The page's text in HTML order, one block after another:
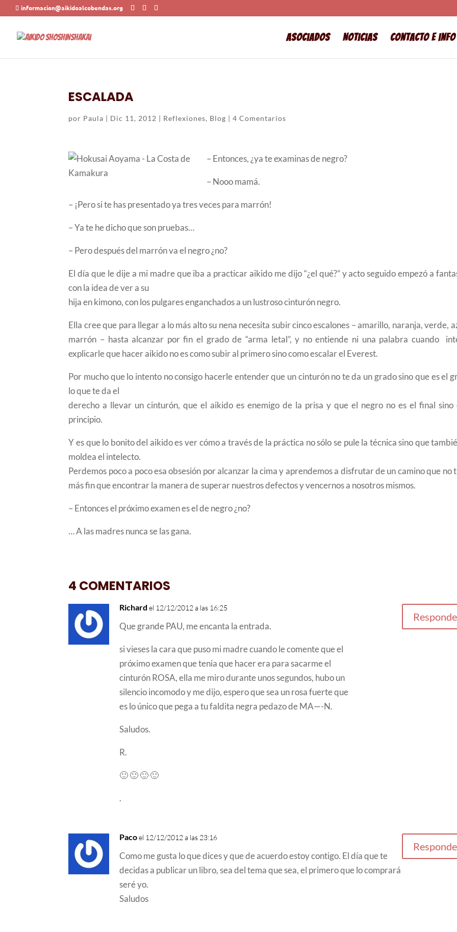
informacion@aikidoalcobendas.org
Asociados Noticias Contacto e info
ESCALADA
por Paula | Dic 11, 2012 | Reflexiones, Blog |4 Comentarios
– Entonces, ¿ya te examinas de negro?
– Nooo mamá.
– ¡Pero si te has presentado ya tres veces para marrón!
– Ya te he dicho que son pruebas…
– Pero después del marrón va el negro ¿no?
El día que le dije a mi madre que iba a practicar aikido me dijo “¿el qué?” y acto seguido empezó a
con la idea de ver a su
hija en kimono, con los pulgares enganchados a un lustroso cinturón negro.
Ella cree que para llegar a lo más alto su nena necesita subir cinco escalones – amarillo, naranja, verde,
marrón – hasta alcanzar por fin el grado de “arma letal”, y no entiende ni una palabra cuando
explicarle que hacer aikido no es como subir al primero sino como escalar el Everest.
Por mucho que lo intento no consigo hacerle entender que un cinturón no te da un grado sino que es el
lo que te da el
derecho a llevar un cinturón, que el aikido es enemigo de la prisa y que el negro no es el final sino
principio.
Y es que lo bonito del aikido es ver cómo a través de la práctica no sólo se pule la técnica sino que
moldea el intelecto.
Perdemos poco a poco esa obsesión por alcanzar la cima y aprendemos a disfrutar de un camino que no
más fin que encontrar la manera de superar nuestros defectos y vencernos a nosotros mismos.
– Entonces el próximo examen es el de negro ¿no?
… A las madres nunca se las gana.
4 COMENTARIOS
Richard el 12/12/2012 a las 16:25
Que grande PAU, me encanta la entrada.
si vieses la cara que puso mi madre cuando le comente que el
próximo examen que tenia que hacer era para sacarme el
cinturón ROSA, ella me miro durante unos segundos, hubo un
silencio incomodo y me dijo, espero que sea un rosa fuerte que
es lo único que pega a tu faldita negra pedazo de MA—-N.
Saludos.
R.
🙂 🙂 🙂 🙂
.
Paco el 12/12/2012 a las 23:16
Como me gusta lo que dices y que de acuerdo estoy contigo. El día que te
decidas a publicar un libro, sea del tema que sea, el primero que lo comprará
seré yo.
Saludos